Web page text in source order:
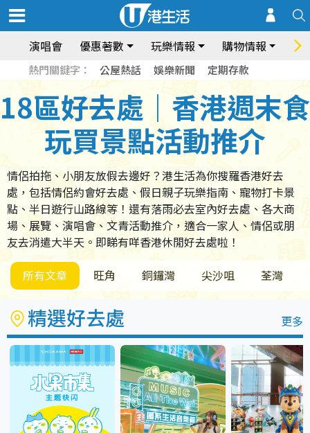
演唱會 優惠著數 玩樂情報 購物情報 飲
熱門關鍵字： 公屋熱話 娛樂新聞 定期存款
18區好去處｜香港週末食
玩買景點活動推介
情侶拍拖、小朋友放假去邊好？港生活為你搜羅香港好去
處，包括情侶約會好去處、假日親子玩樂指南、寵物打卡景
點、半日遊行山路線等！還有落雨必去室內好去處、各大商
場、展覽、演唱會、文青活動推介，適合一家人、情侶或朋
友去消遣大半天。即睇有咩香港休閒好去處啦！
所有文章
旺角 銅鑼灣 尖沙咀 荃灣
精選好去處 更多